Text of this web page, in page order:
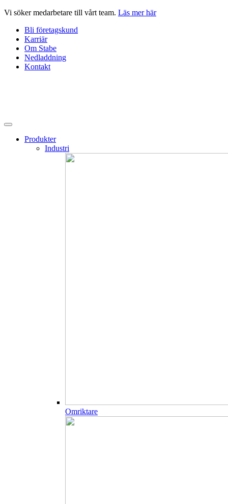
Hoppa
innehåll
Vi söker medarbetare till vårt team. Läs mer här
Bli företagskund
Karriär
Om Stabe
Nedladdning
Kontakt
Produkter
Industri
Omriktare